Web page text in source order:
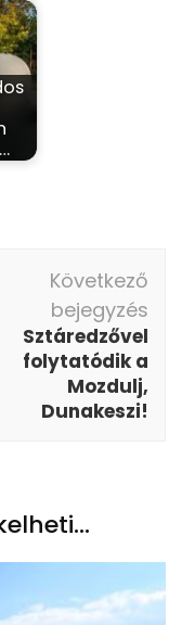
Következő
bejegyzés
Sztáredzővel
folytatódik a
Mozdulj,
Dunakeszi!